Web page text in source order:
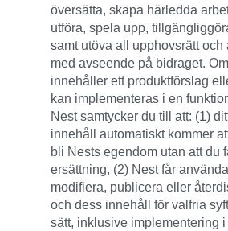
översätta, skapa härledda
utföra, spela upp,
samt utöva all upphovsrätt
med avseende på bidraget.
innehåller ett produktförslag
kan implementeras i en
Nest samtycker du till att: (1)
innehåll automatiskt kommer
bli Nests egendom utan att du
ersättning, (2) Nest får
modifiera, publicera eller
och dess innehåll för valfria
sätt, inklusive implementering